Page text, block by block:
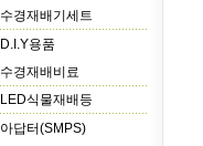
수경재배기세트
D.I.Y용품
수경재배비료
LED식물재배등
아답터(SMPS)